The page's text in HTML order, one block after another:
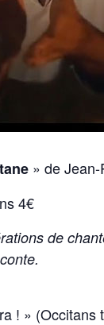
» de
4€
de
! » (Occitans